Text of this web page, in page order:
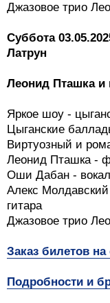
Джазовое трио
Суббота
Латрун
Леонид Пташка и
Яркое шоу -
Цыганские
Виртуозный и
Леонид Пташка -
Оши Дабан - вокал
Алекс
гитара
Джазовое трио
Заказ билетов на
Подробности и